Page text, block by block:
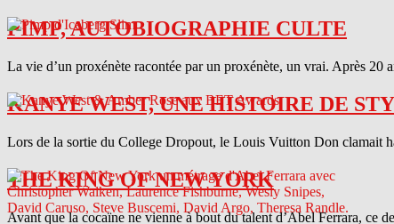
PIMP, AUTOBIOGRAPHIE CULTE
La vie d’un proxénète racontée par un proxénète, un vrai. Après 20
KANYE WEST, UNE HISTOIRE DE
Lors de la sortie du College Dropout, le Louis Vuitton Don clamait
THE KING OF NEW YORK
Avant que la cocaïne ne vienne à bout du talent d’Abel Ferrara, ce